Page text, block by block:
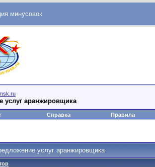
минусовок
услуг аранжировщика
Справка Правила
услуг аранжировщика